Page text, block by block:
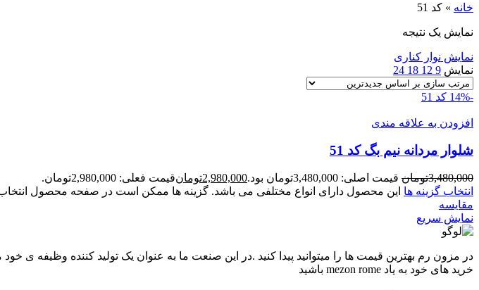
خانه » کد 51
نمایش یک نتیجه
نمایش نوار کناری
نمایش 9
12
18
24
-14% کد 51
افزودن به علاقه مندی
شلوار مردانه نیم بگ کد 51
3,480,000تومان قیمت اصلی: 3,480,000تومان بود. 2,980,000تومانقیمت فعلی: 2,980,000تومان.
انتخاب گزینه ها این محصول دارای انواع مختلفی می باشد. گزینه ها ممکن است در صفحه محصول
مقايسه
نمایش سریع
در مزون رم بهترین قیمت ها را میتوانید پیدا کنید .در این صنعت ما به عنوان یک تولید کننده وظیفه ی
خرید های خود به یاد mezon rome باشید